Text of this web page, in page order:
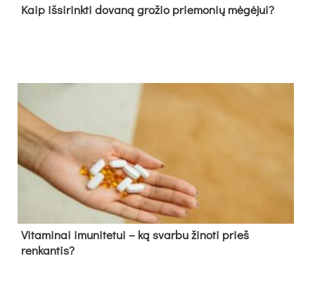
Kaip išsirinkti dovaną grožio priemonių mėgėjui?
Vitaminai imunitetui – ką svarbu žinoti prieš
renkantis?